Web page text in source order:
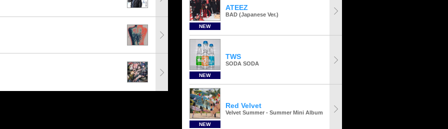
NEW
ATEEZ
BAD (Japanese Ver.)
NEW
TWS
SODA SODA
NEW
Red Velvet
Velvet Summer - Summer Mini Album